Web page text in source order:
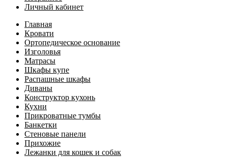
Личный кабинет
Главная
Кровати
Ортопедическое основание
Изголовья
Матрасы
Шкафы купе
Распашные шкафы
Диваны
Конструктор кухонь
Кухни
Прикроватные тумбы
Банкетки
Стеновые панели
Прихожие
Лежанки для кошек и собак